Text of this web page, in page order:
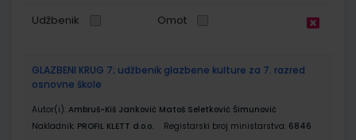
Udžbenik Omot
GLAZBENI KRUG 7; udžbenik glazbene kulture za 7. razred
osnovne škole
Autor(i): Ambruš-Kiš Janković Matoš Seletković Šimunović
Nakladnik: PROFIL KLETT d.o.o. Registarski broj ministarstva: 6846